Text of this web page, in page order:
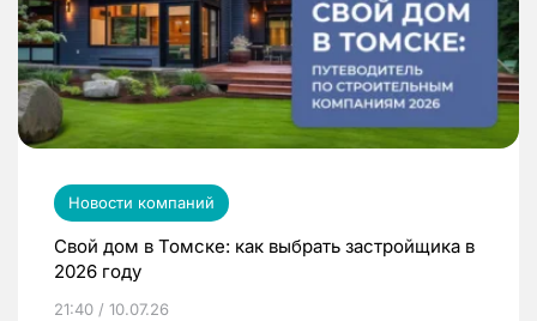
Новости компаний
Свой дом в Томске: как выбрать застройщика в
2026 году
21:40 / 10.07.26